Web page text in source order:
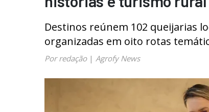
Destinos reúnem 102 queijarias
organizadas em oito rotas
Por redação| Agrofy News